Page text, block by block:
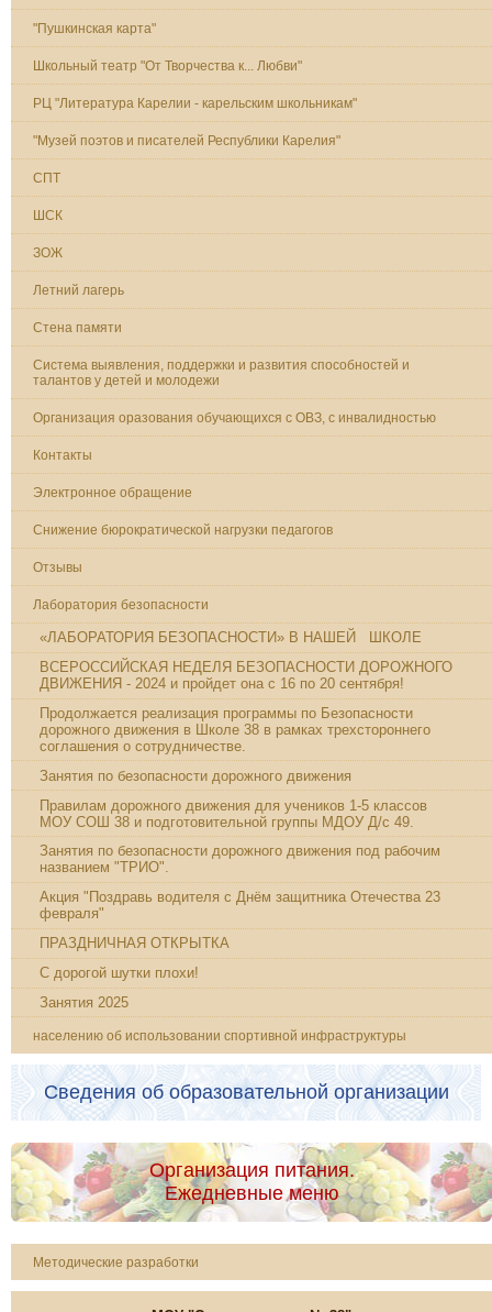
"Пушкинская карта"
Школьный театр "От Творчества к... Любви"
РЦ "Литература Карелии - карельским школьникам"
"Музей поэтов и писателей Республики Карелия"
СПТ
ШСК
ЗОЖ
Летний лагерь
Стена памяти
Система выявления, поддержки и развития способностей и
талантов у детей и молодежи
Организация оразования обучающихся с ОВЗ, с инвалидностью
Контакты
Электронное обращение
Снижение бюрократической нагрузки педагогов
Отзывы
Лаборатория безопасности
«ЛАБОРАТОРИЯ БЕЗОПАСНОСТИ» В НАШЕЙ ШКОЛЕ
ВСЕРОССИЙСКАЯ НЕДЕЛЯ БЕЗОПАСНОСТИ ДОРОЖНОГО
ДВИЖЕНИЯ - 2024 и пройдет она с 16 по 20 сентября!
Продолжается реализация программы по Безопасности
дорожного движения в Школе 38 в рамках трехстороннего
соглашения о сотрудничестве.
Занятия по безопасности дорожного движения
Правилам дорожного движения для учеников 1-5 классов
МОУ СОШ 38 и подготовительной группы МДОУ Д/с 49.
Занятия по безопасности дорожного движения под рабочим
названием "ТРИО".
Акция "Поздравь водителя с Днём защитника Отечества 23
февраля"
ПРАЗДНИЧНАЯ ОТКРЫТКА
С дорогой шутки плохи!
Занятия 2025
населению об использовании спортивной инфраструктуры
Сведения об образовательной организации
Организация питания.
Ежедневные меню
Методические разработки